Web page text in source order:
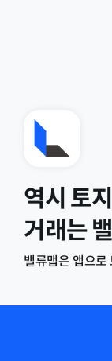
역시 토
거래는
밸류맵은 앱으